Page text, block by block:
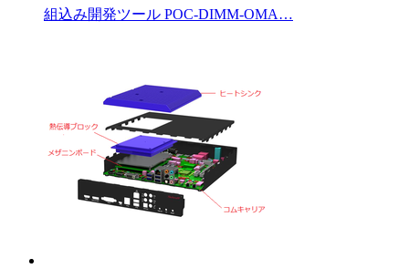
組込み開発ツール POC-DIMM-OMA…